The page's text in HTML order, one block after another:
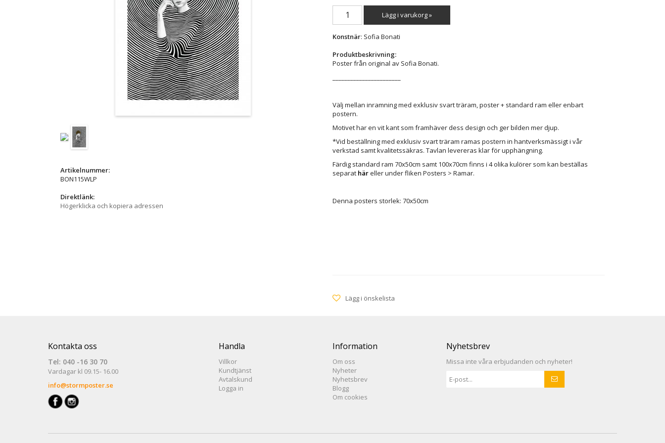
Lägg i varukorg »
Konstnär: Sofia Bonati
Produktbeskrivning:
Poster från original av Sofia Bonati.
Välj mellan inramning med exklusiv svart träram, poster + standard ram eller enbart
postern.
Motivet har en vit kant som framhäver dess design och ger bilden mer djup.
*Vid beställning med exklusiv svart träram ramas postern in hantverksmässigt i vår
verkstad samt kvalitetssäkras. Tavlan levereras klar för upphängning.
Färdig standard ram 70x50cm samt 100x70cm finns i 4 olika kulörer som kan beställas
separat häreller under fliken Posters > Ramar.
Denna posters storlek: 70x50cm
Lägg i önskelista
Artikelnummer:
BON115WLP
Direktlänk:
Högerklicka och kopiera adressen
Kontakta oss
Tel: 040 -16 30 70
Vardagar kl 09.15- 16.00
info@stormposter.se
Handla
Villkor
Kundtjänst
Avtalskund
Logga in
Information
Om oss
Nyheter
Nyhetsbrev
Blogg
Om cookies
Nyhetsbrev
Missa inte våra erbjudanden och nyheter!